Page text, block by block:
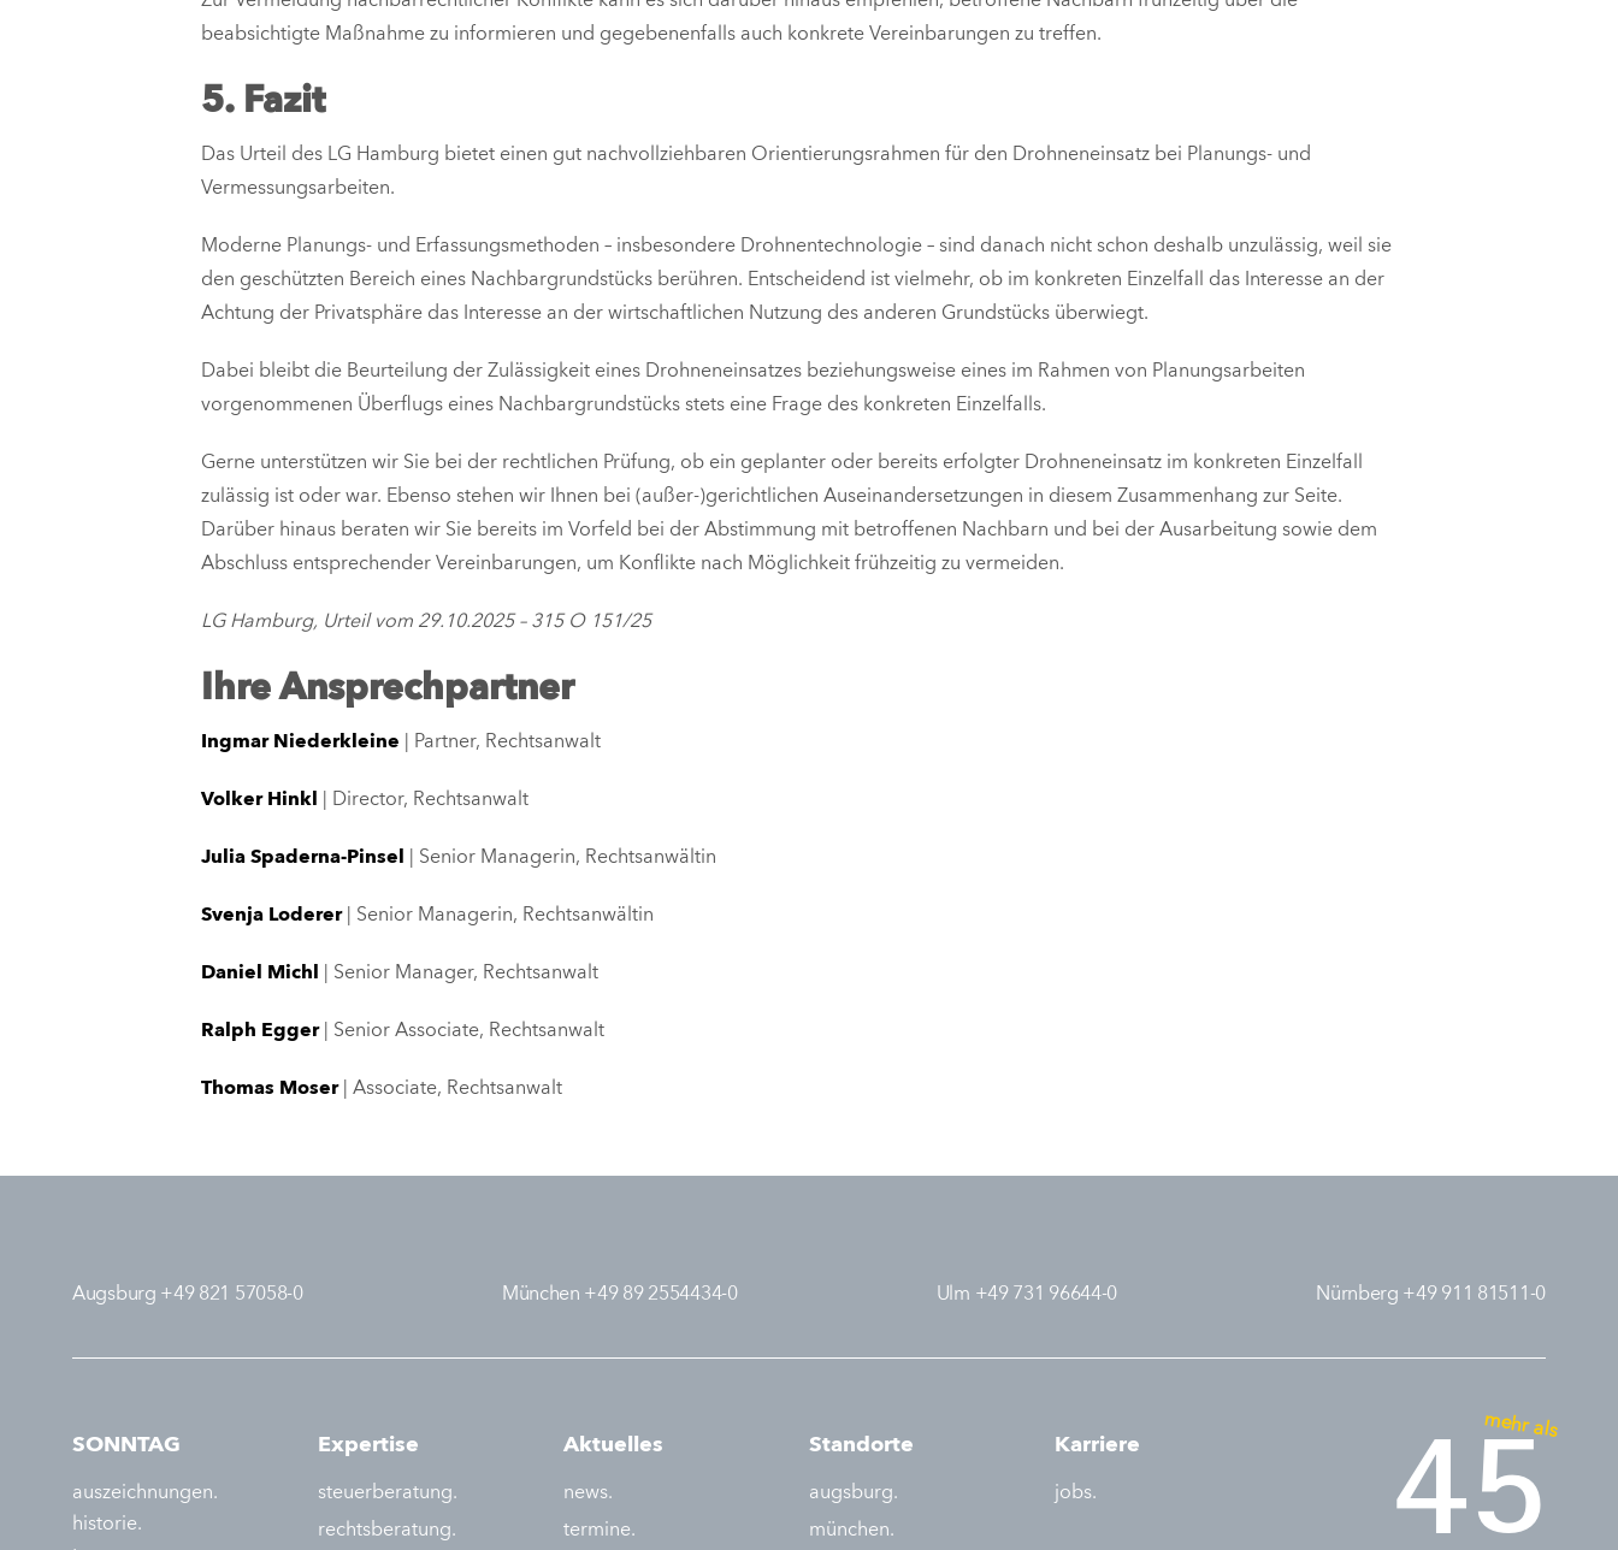
beabsichtigte Maßnahme zu informieren und gegebenenfalls auch konkrete Vereinbarungen zu treffen.
5. Fazit
Das Urteil des LG Hamburg bietet einen gut nachvollziehbaren Orientierungsrahmen für den Drohneneinsatz bei Planungs- und
Vermessungsarbeiten.
Moderne Planungs- und Erfassungsmethoden – insbesondere Drohnentechnologie – sind danach nicht schon deshalb unzulässig, weil sie
den geschützten Bereich eines Nachbargrundstücks berühren. Entscheidend ist vielmehr, ob im konkreten Einzelfall das Interesse an der
Achtung der Privatsphäre das Interesse an der wirtschaftlichen Nutzung des anderen Grundstücks überwiegt.
Dabei bleibt die Beurteilung der Zulässigkeit eines Drohneneinsatzes beziehungsweise eines im Rahmen von Planungsarbeiten
vorgenommenen Überflugs eines Nachbargrundstücks stets eine Frage des konkreten Einzelfalls.
Gerne unterstützen wir Sie bei der rechtlichen Prüfung, ob ein geplanter oder bereits erfolgter Drohneneinsatz im konkreten Einzelfall
zulässig ist oder war. Ebenso stehen wir Ihnen bei (außer-)gerichtlichen Auseinandersetzungen in diesem Zusammenhang zur Seite.
Darüber hinaus beraten wir Sie bereits im Vorfeld bei der Abstimmung mit betroffenen Nachbarn und bei der Ausarbeitung sowie dem
Abschluss entsprechender Vereinbarungen, um Konflikte nach Möglichkeit frühzeitig zu vermeiden.
LG Hamburg, Urteil vom 29.10.2025 – 315 O 151/25
Ihre Ansprechpartner
Ingmar Niederkleine | Partner, Rechtsanwalt
Volker Hinkl | Director, Rechtsanwalt
Julia Spaderna-Pinsel | Senior Managerin, Rechtsanwältin
Svenja Loderer| Senior Managerin, Rechtsanwältin
Daniel Michl | Senior Manager, Rechtsanwalt
Ralph Egger| Senior Associate, Rechtsanwalt
Thomas Moser | Associate, Rechtsanwalt
Augsburg +49 821 57058-0 München +49 89 2554434-0 Ulm +49 731 96644-0 Nürnberg +49 911 81511-0
SONNTAG
auszeichnungen.
historie.
Expertise
steuerberatung.
rechtsberatung.
Aktuelles
news.
termine.
Standorte
augsburg.
münchen.
Karriere
jobs.
mehr als
45